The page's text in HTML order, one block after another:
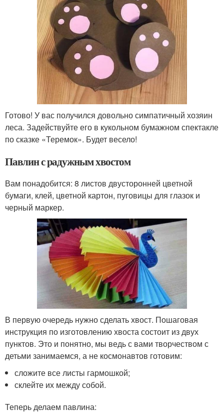
Готово! У вас получился довольно симпатичный хозяин
леса. Задействуйте его в кукольном бумажном спектакле
по сказке «Теремок». Будет весело!
Павлин с радужным хвостом
Вам понадобится: 8 листов двусторонней цветной
бумаги, клей, цветной картон, пуговицы для глазок и
черный маркер.
В первую очередь нужно сделать хвост. Пошаговая
инструкция по изготовлению хвоста состоит из двух
пунктов. Это и понятно, мы ведь с вами творчеством с
детьми занимаемся, а не космонавтов готовим:
сложите все листы гармошкой;
склейте их между собой.
Теперь делаем павлина: